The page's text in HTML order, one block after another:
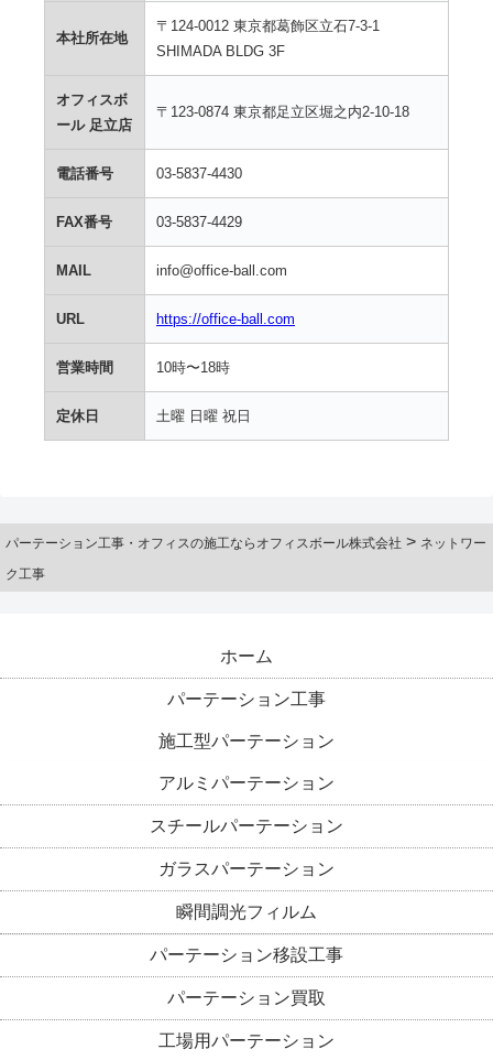
本社所在地
〒124-0012 東京都葛飾区立石7-3-1
SHIMADA BLDG 3F
オフィスボ
ール 足立店
〒123-0874 東京都足立区堀之内2-10-18
電話番号 03-5837-4430
FAX番号 03-5837-4429
MAIL info@office-ball.com
URL https://office-ball.com
営業時間 10時〜18時
定休日 土曜 日曜 祝日
パーテーション工事・オフィスの施工ならオフィスボール株式会社 > ネットワー
ク工事
ホーム
パーテーション工事
施工型パーテーション
アルミパーテーション
スチールパーテーション
ガラスパーテーション
瞬間調光フィルム
パーテーション移設工事
パーテーション買取
工場用パーテーション